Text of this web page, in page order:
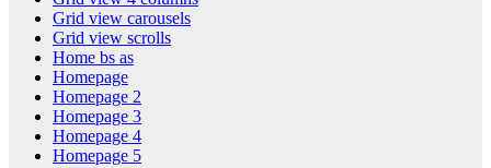
Grid view carousels
Grid view scrolls
Home bs as
Homepage
Homepage 2
Homepage 3
Homepage 4
Homepage 5